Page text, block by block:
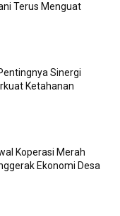
Terus Menguat
Sinergi
Ketahanan
Koperasi Merah
Ekonomi Desa